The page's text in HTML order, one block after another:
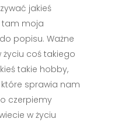
jakieś
tam moja
popisu. Ważne
życiu coś takiego
takie hobby,
sprawia nam
czerpiemy
w życiu